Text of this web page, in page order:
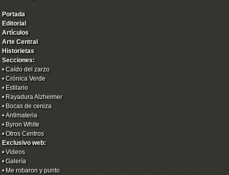
Portada
Editorial
Artículos
Arte Central
Historietas
Secciones:
•Caído del zarzo
•Crónica Verde
•Estilario
•Rayadura Alzheimer
•Bocas de ceniza
•Antimateria
•Byron White
•Otros Centros
Exclusivo web:
•Videos
•Galería
•Me robaron y punto